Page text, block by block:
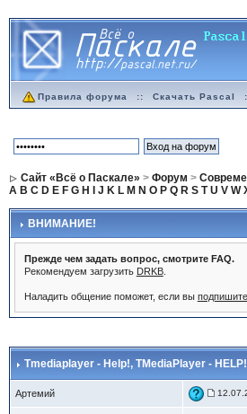
Правила форума :: Скачать Pascal
Сайт «Всё о Паскале» > Форум >
A B C D E F G H J K L M N O P Q R S T U V W
ВНИМАНИЕ!
Прежде чем задать вопрос, смотрите FAQ.
Рекомендуем загрузить DRKB.
Наладить общение поможет, если вы
Tmediaplayer - Help!, TMediaPlayer - HELP!
Артемий